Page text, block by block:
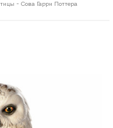
- Сова Гарри Поттера